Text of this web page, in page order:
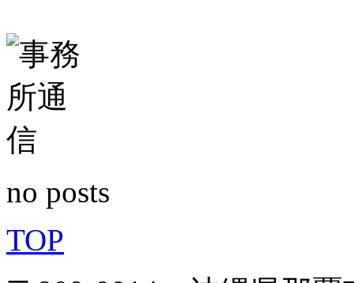
no posts
TOP